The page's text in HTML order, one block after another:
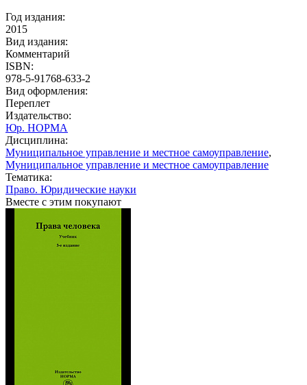
Год издания:
2015
Вид издания:
Комментарий
ISBN:
978-5-91768-633-2
Вид оформления:
Переплет
Издательство:
Юр. НОРМА
Дисциплина:
Муниципальное управление и местное самоуправление,
Муниципальное управление и местное самоуправление
Тематика:
Право. Юридические науки
Вместе с этим покупают